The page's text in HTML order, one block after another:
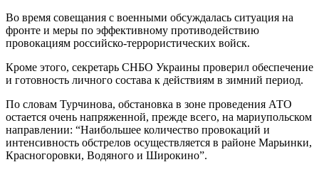
Во время совещания с военными обсуждалась ситуация на
фронте и меры по эффективному противодействию
провокациям российско-террористических войск.
Кроме этого, секретарь СНБО Украины проверил обеспечение
и готовность личного состава к действиям в зимний период.
По словам Турчинова, обстановка в зоне проведения АТО
остается очень напряженной, прежде всего, на мариупольском
направлении: “Наибольшее количество провокаций и
интенсивность обстрелов осуществляется в районе Марьинки,
Красногоровки, Водяного и Широкино”.